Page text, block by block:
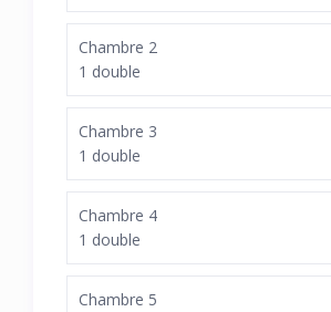
Chambre 2
1 double
Chambre 3
1 double
Chambre 4
1 double
Chambre 5